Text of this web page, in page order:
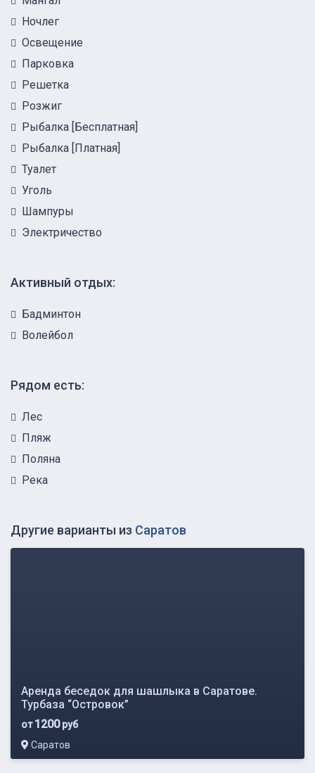
Ночлег
Освещение
Парковка
Решетка
Розжиг
Рыбалка [Бесплатная]
Рыбалка [Платная]
Туалет
Уголь
Шампуры
Электричество
Активный отдых:
Бадминтон
Волейбол
Рядом есть:
Лес
Пляж
Поляна
Река
Другие варианты из Саратов
Аренда беседок для шашлыка в Саратове.
Турбаза “Островок”
от1200руб
Саратов